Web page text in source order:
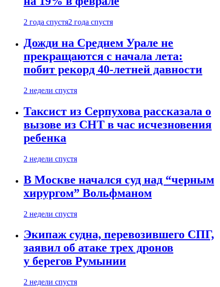
2 года спустя2 года спустя
Дожди на Среднем Урале не
прекращаются с начала лета:
побит рекорд 40-летней давности
2 недели спустя
Таксист из Серпухова рассказала о
вызове из СНТ в час исчезновения
ребенка
2 недели спустя
В Москве начался суд над “черным
хирургом” Вольфманом
2 недели спустя
Экипаж судна, перевозившего СПГ,
заявил об атаке трех дронов
у берегов Румынии
2 недели спустя